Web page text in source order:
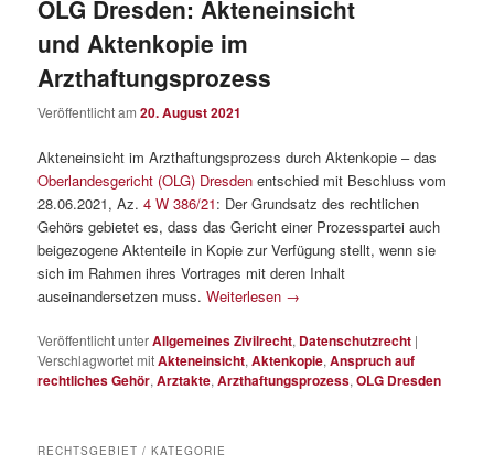
OLG Dresden: Akteneinsicht
und Aktenkopie im
Arzthaftungsprozess
Veröffentlicht am20. August 2021
Akteneinsicht im Arzthaftungsprozess durch Aktenkopie – das
Oberlandesgericht (OLG) Dresden entschied mit Beschluss vom
28.06.2021, Az.4 W 386/21: Der Grundsatz des rechtlichen
Gehörs gebietet es, dass das Gericht einer Prozesspartei auch
beigezogene Aktenteile in Kopie zur Verfügung stellt, wenn sie
sich im Rahmen ihres Vortrages mit deren Inhalt
auseinandersetzen muss.Weiterlesen →
Veröffentlicht unterAllgemeines Zivilrecht, Datenschutzrecht |
Verschlagwortet mitAkteneinsicht,Aktenkopie,Anspruch auf
rechtliches Gehör,Arztakte,Arzthaftungsprozess,OLG Dresden
RECHTSGEBIET / KATEGORIE